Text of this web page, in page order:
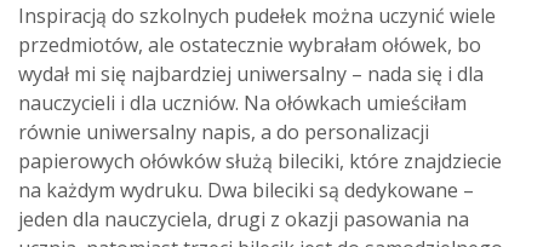
Inspiracją do szkolnych pudełek można uczynić wiele
przedmiotów, ale ostatecznie wybrałam ołówek, bo
wydał mi się najbardziej uniwersalny – nada się i dla
nauczycieli i dla uczniów. Na ołówkach umieściłam
równie uniwersalny napis, a do personalizacji
papierowych ołówków służą bileciki, które znajdziecie
na każdym wydruku. Dwa bileciki są dedykowane –
jeden dla nauczyciela, drugi z okazji pasowania na